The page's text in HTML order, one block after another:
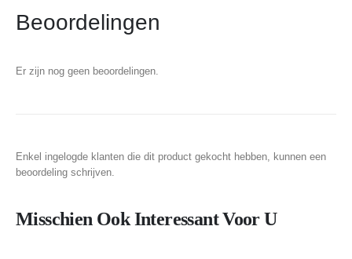
Beoordelingen
Er zijn nog geen beoordelingen.
Enkel ingelogde klanten die dit product gekocht hebben, kunnen een
beoordeling schrijven.
Misschien Ook Interessant Voor U